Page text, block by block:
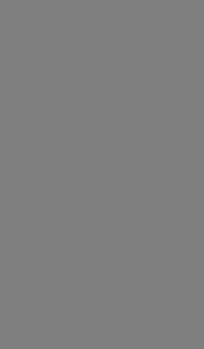
Sorge für die
Räume für Feste